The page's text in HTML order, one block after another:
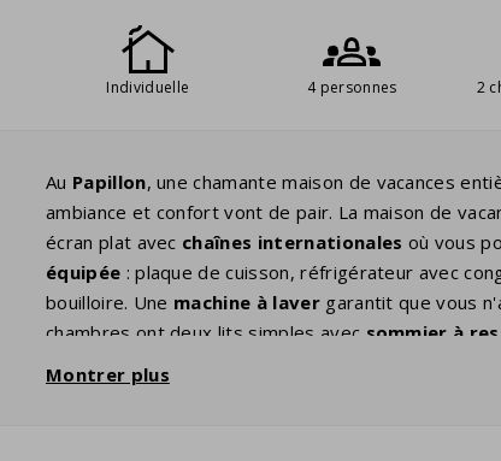
Individuelle 4 personnes 2
Au Papillon, une chamante maison de vacances
ambiance et confort vont de pair. La maison de
écran plat avec chaînes internationales où vous
équipée : plaque de cuisson, réfrigérateur avec
bouilloire. Une machine à lavergarantit que vous
chambres ont deux lits simples avec sommier à
moderne dispose d'un lavabo et d'une
jusque tard dans la soirée. Détendez-
Montrer plus